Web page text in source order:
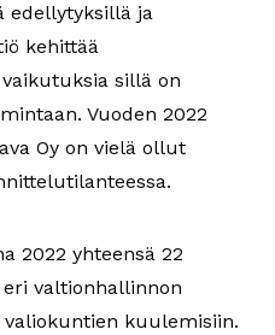
edellytyksillä ja
kehittää
sillä on
Vuoden 2022
Oy on vielä ollut
2022 yhteensä 22
valtionhallinnon
kuulemisiin.